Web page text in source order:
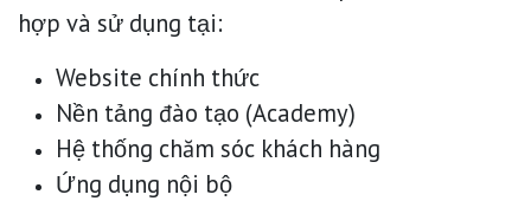
hợp và sử dụng tại:
Website chính thức
Nền tảng đào tạo (Academy)
Hệ thống chăm sóc khách hàng
Ứng dụng nội bộ